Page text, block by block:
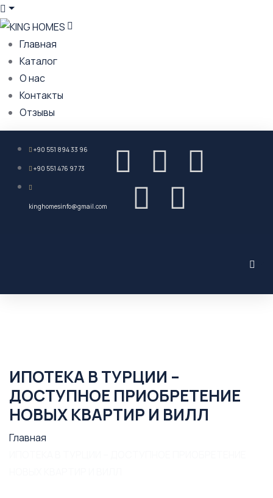
Главная
Каталог
О нас
Контакты
Отзывы
+90 551 894 33 96
+90 551 476 97 73
kinghomesinfo@gmail.com
ИПОТЕКА В ТУРЦИИ –
ДОСТУПНОЕ ПРИОБРЕТЕНИЕ
НОВЫХ КВАРТИР И ВИЛЛ
Главная